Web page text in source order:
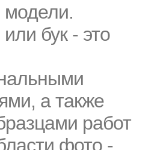
бук - это
а также
работ
фото -